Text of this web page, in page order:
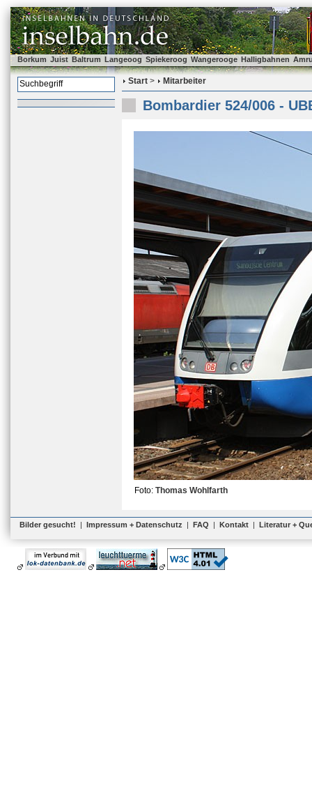
Borkum Juist Baltrum Langeoog Spiekeroog Wangerooge Halligbahnen
Start > Mitarbeiter
Bombardier 524/006 -
Foto: Thomas Wohlfarth
Bilder gesucht! | Impressum + Datenschutz | FAQ | Kontakt | Literatur +